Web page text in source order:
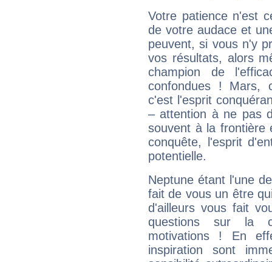
Votre patience n'est
de votre audace et
peuvent, si vous n'y
vos résultats, alors
champion de
confondues ! Mars,
c'est l'esprit
– attention à ne pas
souvent à la frontière
conquête, l'esprit
potentielle.
Neptune étant l'une
fait de vous un être
d'ailleurs vous fait
questions sur la
motivations ! En
inspiration sont